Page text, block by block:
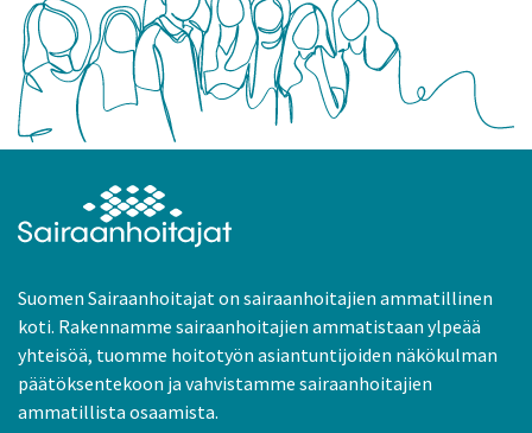
Suomen Sairaanhoitajat on sairaanhoitajien ammatillinen
koti. Rakennamme sairaanhoitajien ammatistaan ylpeää
yhteisöä, tuomme hoitotyön asiantuntijoiden näkökulman
päätöksentekoon ja vahvistamme sairaanhoitajien
ammatillista osaamista.